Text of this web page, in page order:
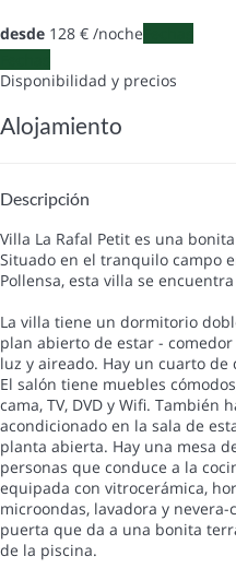
desde 128 € /noche
Disponibilidad y precios
Alojamiento
Descripción
Villa La Rafal Petit es una
Situado en el tranquilo campo
Pollensa, esta villa se
La villa tiene un dormitorio
plan abierto de estar -
luz y aireado. Hay un cuarto
El salón tiene muebles
cama, TV, DVD y Wifi. También
acondicionado en la sala de
planta abierta. Hay una mesa
personas que conduce a la
equipada con vitrocerámica,
microondas, lavadora y
puerta que da a una bonita
de la piscina.